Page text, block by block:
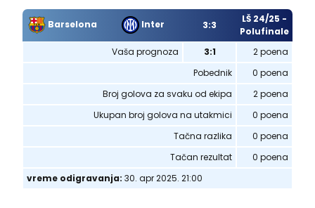
Barselona Inter 3:3
LŠ 24/25 -
Polufinale
Vaša prognoza
3:1
2 poena
Pobednik
0 poena
Broj golova za svaku od ekipa
2 poena
Ukupan broj golova na utakmici
0 poena
Tačna razlika
0 poena
Tačan rezultat
0 poena
vreme odigravanja: 30. apr 2025. 21:00